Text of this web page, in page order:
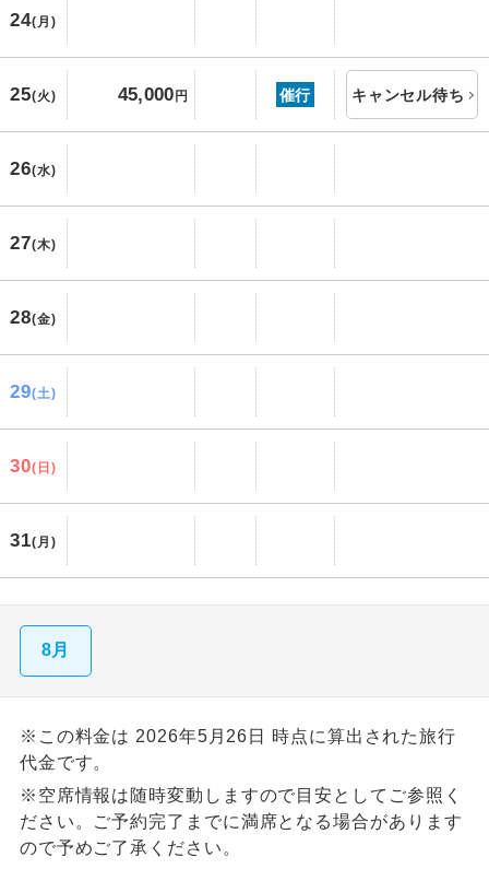
24(月)
25(火) 45,000 円 催行 キャンセル待ち
26(水)
27(木)
28(金)
29(土)
30(日)
31(月)
8月
※この料金は 2026年5月26日 時点に算出された旅行
代金です。
※空席情報は随時変動しますので目安としてご参照く
ださい。ご予約完了までに満席となる場合があります
ので予めご了承ください。